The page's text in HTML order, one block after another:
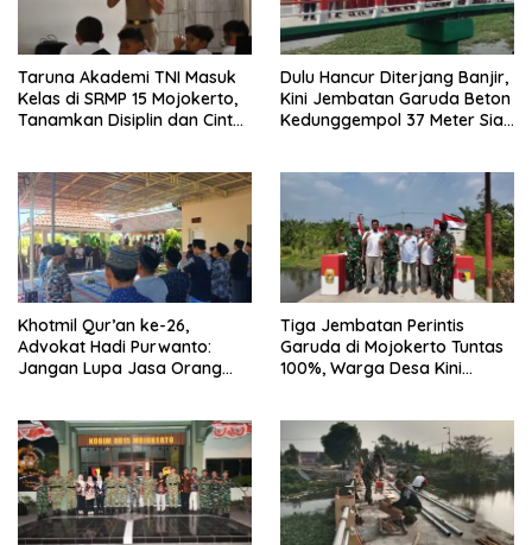
Taruna Akademi TNI Masuk
Kelas di SRMP 15 Mojokerto,
Tanamkan Disiplin dan Cinta
Dulu Hancur Diterjang Banjir,
Kini Jembatan Garuda Beton
Kedunggempol 37 Meter Siap
Khotmil Qur’an ke-26,
Advokat Hadi Purwanto:
Jangan Lupa Jasa Orang
Tiga Jembatan Perintis
Garuda di Mojokerto Tuntas
100%, Warga Desa Kini